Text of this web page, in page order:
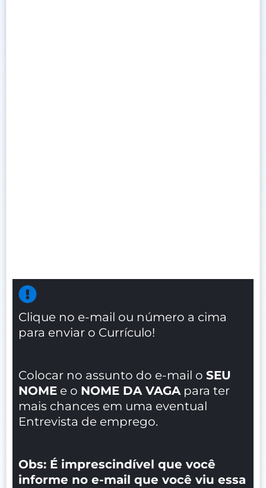
Clique no e-mail ou número a cima
para enviar o Currículo!
Colocar no assunto do e-mail o SEU
NOME e o NOME DA VAGA para ter
mais chances em uma eventual
Entrevista de emprego.
Obs: É imprescindível que você
informe no e-mail que você viu essa